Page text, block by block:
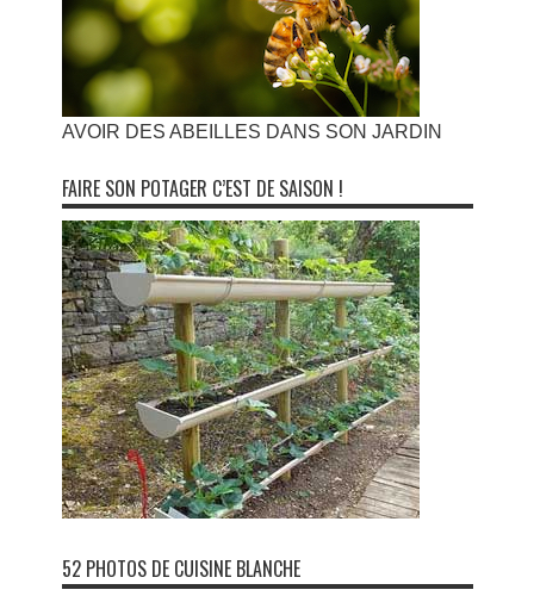
AVOIR DES ABEILLES DANS SON JARDIN
FAIRE SON POTAGER C’EST DE SAISON !
52 PHOTOS DE CUISINE BLANCHE